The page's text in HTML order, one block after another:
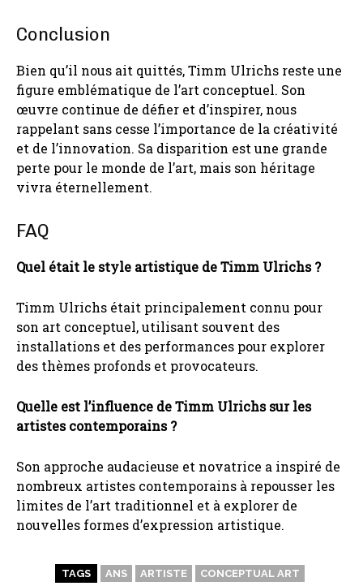
Conclusion
Bien qu’il nous ait quittés, Timm Ulrichs reste une
figure emblématique de l’art conceptuel. Son
œuvre continue de défier et d’inspirer, nous
rappelant sans cesse l’importance de la créativité
et de l’innovation. Sa disparition est une grande
perte pour le monde de l’art, mais son héritage
vivra éternellement.
FAQ
Quel était le style artistique de Timm Ulrichs ?
Timm Ulrichs était principalement connu pour
son art conceptuel, utilisant souvent des
installations et des performances pour explorer
des thèmes profonds et provocateurs.
Quelle est l’influence de Timm Ulrichs sur les
artistes contemporains ?
Son approche audacieuse et novatrice a inspiré de
nombreux artistes contemporains à repousser les
limites de l’art traditionnel et à explorer de
nouvelles formes d’expression artistique.
TAGS ANS ARTISTE
CONCEPTUAL ART